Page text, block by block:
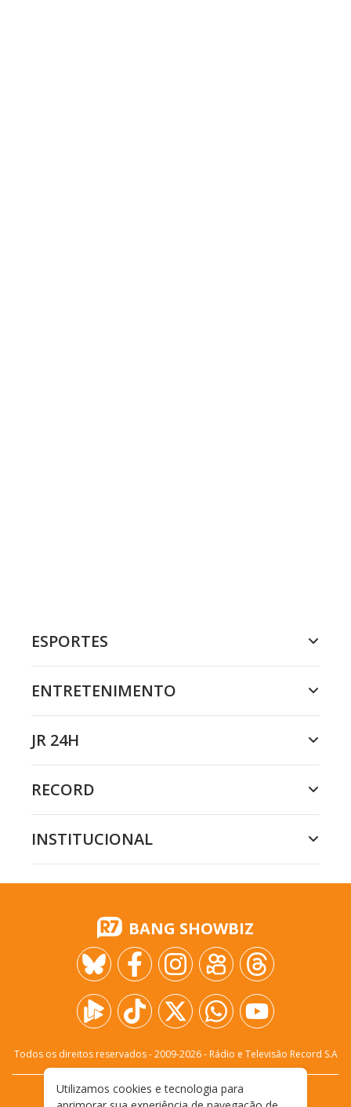
ESPORTES
ENTRETENIMENTO
JR 24H
RECORD
INSTITUCIONAL
BANG SHOWBIZ
Todos os direitos reservados - 2009-2026- Rádio e Televisão Record S.A
FALE CONOSCO PRIVACIDADE
Utilizamos cookies e tecnologia para